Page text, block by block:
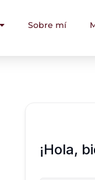
Sobre mí
¡Hola,